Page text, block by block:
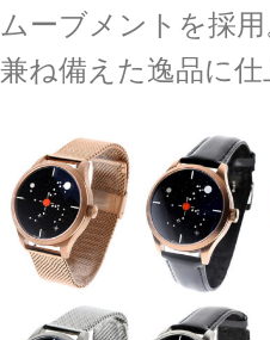
ムーブメントを採
兼ね備えた逸品に仕